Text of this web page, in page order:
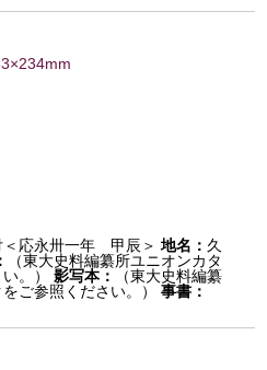
＜応永卅一年 甲辰＞ 地名： 久
（東大史料編纂所ユニオンカタ
。）
影写本：
（東大史料編纂
ご参照ください。）
事書：